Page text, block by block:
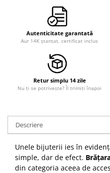
Autenticitate garantată
Aur 14K ștanțat, certificat inclus
Retur simplu 14 zile
Nu ți se potrivește? Îl trimiți înapoi
Descriere
Unele bijuterii ies în
simple, dar de efect.
din categoria aceea de